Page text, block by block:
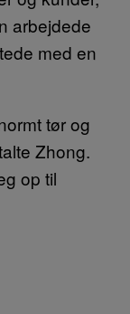
arbejdede
med en
tør og
Zhong.
op til